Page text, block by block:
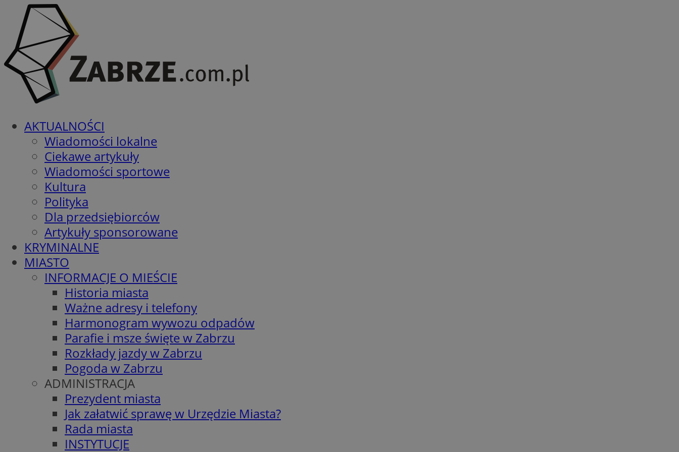
AKTUALNOŚCI
Wiadomości lokalne
Ciekawe artykuły
Wiadomości sportowe
Kultura
Polityka
Dla przedsiębiorców
Artykuły sponsorowane
KRYMINALNE
MIASTO
INFORMACJE O MIEŚCIE
Historia miasta
Ważne adresy i telefony
Harmonogram wywozu odpadów
Parafie i msze święte w Zabrzu
Rozkłady jazdy w Zabrzu
Pogoda w Zabrzu
ADMINISTRACJA
Prezydent miasta
Jak załatwić sprawę w Urzędzie Miasta?
Rada miasta
INSTYTUCJE